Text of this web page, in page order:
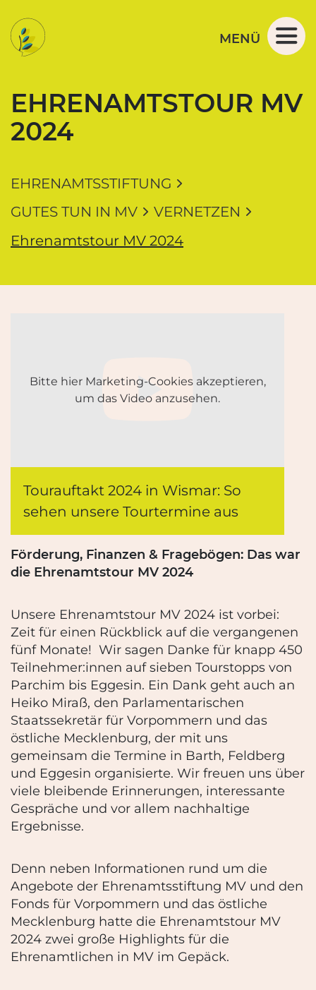
MENÜ
EHRENAMTSTOUR MV
2024
EHRENAMTSSTIFTUNG
GUTES TUN IN MV
VERNETZEN
Ehrenamtstour MV 2024
Bitte hier Marketing-Cookies akzeptieren,
um das Video anzusehen.
Tourauftakt 2024 in Wismar: So
sehen unsere Tourtermine aus
Förderung, Finanzen & Fragebögen: Das war
die Ehrenamtstour MV 2024
Unsere Ehrenamtstour MV 2024 ist vorbei:
Zeit für einen Rückblick auf die vergangenen
fünf Monate! Wir sagen Danke für knapp 450
Teilnehmer:innen auf sieben Tourstopps von
Parchim bis Eggesin. Ein Dank geht auch an
Heiko Miraß, den Parlamentarischen
Staatssekretär für Vorpommern und das
östliche Mecklenburg, der mit uns
gemeinsam die Termine in Barth, Feldberg
und Eggesin organisierte. Wir freuen uns über
viele bleibende Erinnerungen, interessante
Gespräche und vor allem nachhaltige
Ergebnisse.
Denn neben Informationen rund um die
Angebote der Ehrenamtsstiftung MV und den
Fonds für Vorpommern und das östliche
Mecklenburg hatte die Ehrenamtstour MV
2024 zwei große Highlights für die
Ehrenamtlichen in MV im Gepäck.